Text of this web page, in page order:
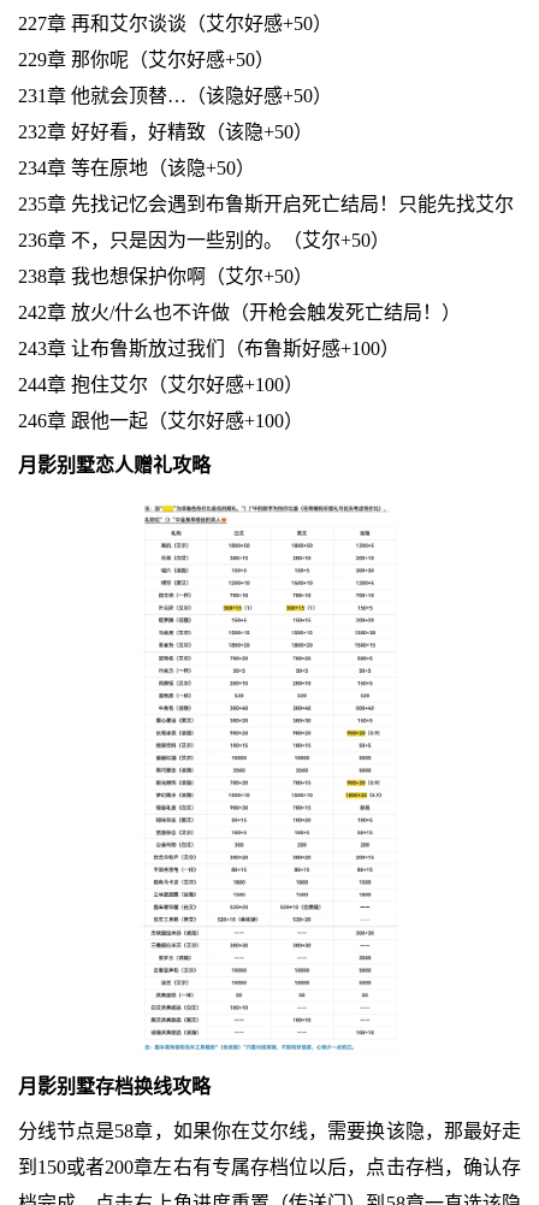
227章 再和艾尔谈谈（艾尔好感+50）
229章 那你呢（艾尔好感+50）
231章 他就会顶替…（该隐好感+50）
232章 好好看，好精致（该隐+50）
234章 等在原地（该隐+50）
235章 先找记忆会遇到布鲁斯开启死亡结局！只能先找艾尔
236章 不，只是因为一些别的。（艾尔+50）
238章 我也想保护你啊（艾尔+50）
242章 放火/什么也不许做（开枪会触发死亡结局！）
243章 让布鲁斯放过我们（布鲁斯好感+100）
244章 抱住艾尔（艾尔好感+100）
246章 跟他一起（艾尔好感+100）
月影别墅恋人赠礼攻略
月影别墅存档换线攻略
分线节点是58章，如果你在艾尔线，需要换该隐，那最好走
到150或者200章左右有专属存档位以后，点击存档，确认存